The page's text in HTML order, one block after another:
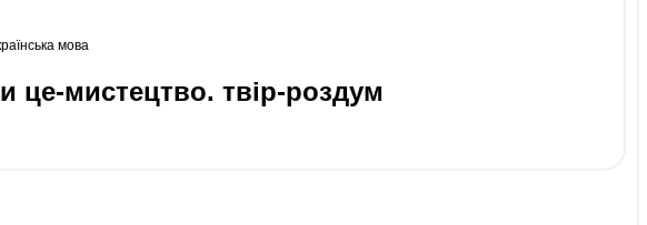
мова
це-мистецтво. твiр-роздум